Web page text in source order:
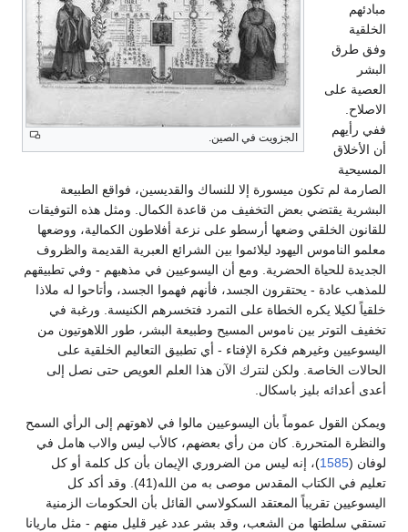
الجزويت في الصين.
مبادئهم
الخلقية
وفق طرق
البشر
العصية على
الاصلاح.
ففي رأيهم
أن الأخلاق
المسيحية
الصارمة لم تكون ميسورة إلا للنساك والقديسين، فواقع الطبيعة
البشرية يقتضي بعض التخفيف من قاعدة الكمال. ومثل هذه التوفيقات
للقانون الخلقي وضعها أرسطو على نزعة أفلاطون الكمالية، ووضعها
معلمو الناموس اليهود ليلائموا بين الشرائع العبرية القديمة والظروف
الجديدة للحياة الحضرية. ومع أن اليسوعيين في مذهبهم - وفي تطبيقهم
للمذهب عادة - يحتقرون الجسد، فأنهم فهموا الجسد، وأتاحوا له ملاذا
خلقياً لكيلا يكره الخطاة على التمرد فتخسرهم الكنيسة. ورغبة في
تخفيف التوتر بين ناموس المسيح وطبيعة البشر، طور اللاهوتيون من
اليسوعيين وغيرهم فكرة الإفتاء - أي تطبيق التعاليم الخلقية على
الحالات الخاصة. ولكن لنترك الآن هذا العلم العويص حتى نصل إلى
أعدى أعدائه بليز باسكال.
ويمكن القول عموماً بأن اليسوعيين مالوا في لاهوتهم إلى الرأي السمح
والنظرة المتحررة. كان من رأي بعضهم، كالأب ليس والاب هامل في
لوفان (1585)، إنه ليس من الضروري الإيمان بأن كل كلمة أو كل
تعليم في الكتاب المقدس موصى به من الله(41). وقد أكد كل
اليسوعيين تقريباً المعتقد السكولاسي القائل بأن الحكومات الزمنية
تستقي سلطتها من الشعب، وقد بشر عدد غير قليل منهم - مثل ماريانا